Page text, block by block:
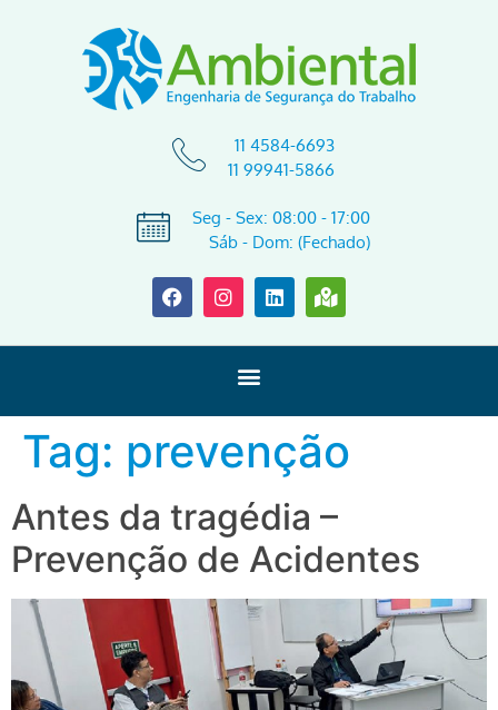
11 4584-6693
11 99941-5866
Seg - Sex: 08:00 - 17:00
Sáb - Dom: (Fechado)
Tag: prevenção
Antes da tragédia –
Prevenção de Acidentes